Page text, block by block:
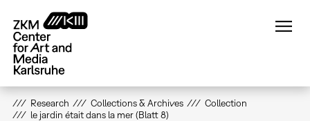
main
content
Research Collections & Archives
Collection
le jardin était dans la mer (Blatt 8)